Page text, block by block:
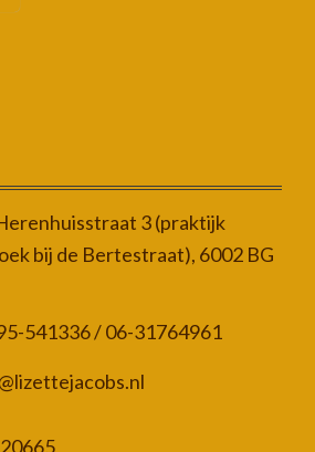
3 (praktijk
bij de Bertestraat), 6002 BG
541336 / 06-31764961